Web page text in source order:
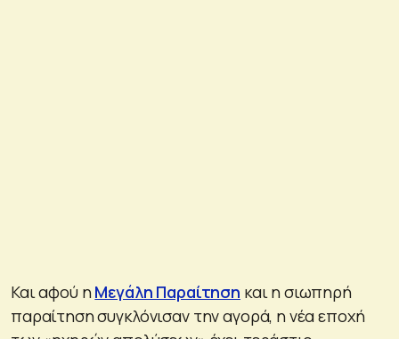
Και αφού ηΜεγάλη Παραίτηση και η σιωπηρή
παραίτηση συγκλόνισαν την αγορά, η νέα εποχή